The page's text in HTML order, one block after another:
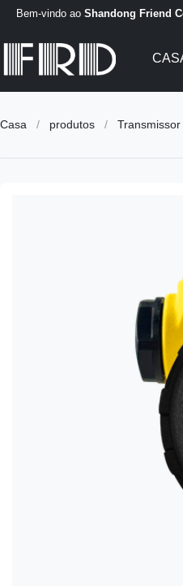
Bem-vindo ao Shandong Friend
Casa / produtos /